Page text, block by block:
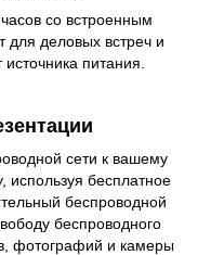
со встроенным
для деловых встреч и
питания.
сети к вашему
используя бесплатное
беспроводной
беспроводного
фотографий и камеры